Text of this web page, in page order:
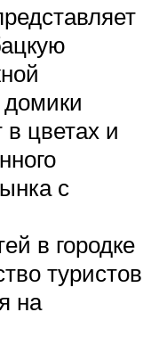
домики
цветах и
с
в городке
туристов
на